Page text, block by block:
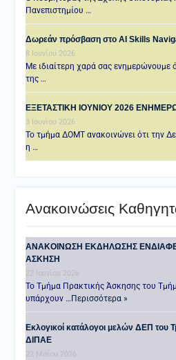
Πανεπιστημίου …
Δωρεάν πρόσβαση στο AI Skills
8 Ιουνίου 2026
Με ιδιαίτερη χαρά σας ενημερώνουμε
της …
ΕΞΕΤΑΣΤΙΚΗ IOYNIOY 2026
3 Ιουνίου 2026
Το τμήμα ΔΟΜΤ ανακοινώνει ότι την
η …
Ανακοινώσεις
ANAKOINΩΣΗ ΕΚΔΗΛΩΣΗΣ
ΑΣΚΗΣΗ
22 Ιουνίου 2026
Το Τμήμα Πρακτικής Άσκησης του
υπάρχουν …Περισσότερα »
Εκλογικοί κατάλογοι μελών ΔΕΠ του
ΔΙΠΑΕ
22 Μαΐου 2026